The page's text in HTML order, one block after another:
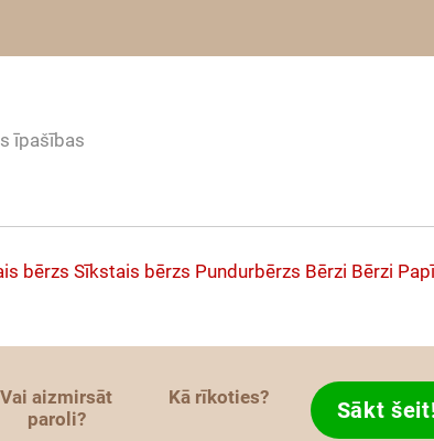
īpašības
bērzs Sīkstais bērzs Pundurbērzs Bērzi Bērzi
Vai aizmirsāt
paroli?
Kā rīkoties? Sākt